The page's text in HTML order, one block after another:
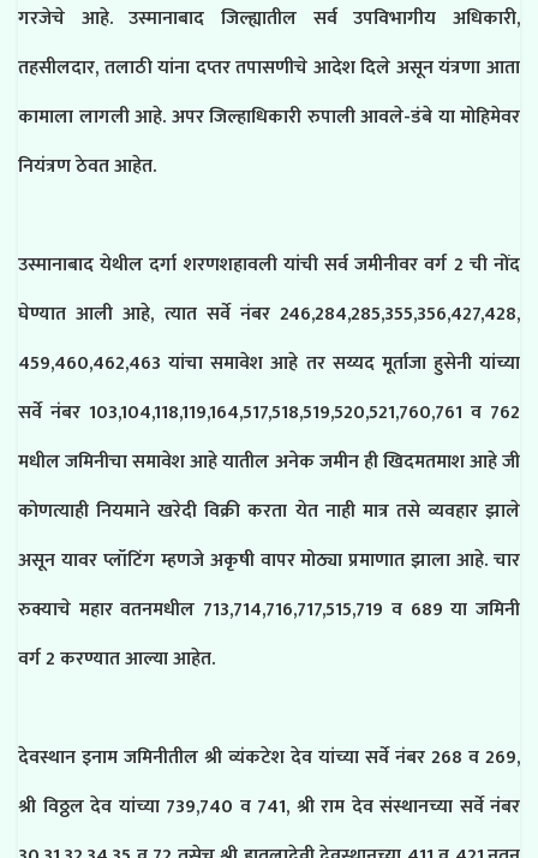
गरजेचे आहे. उस्मानाबाद जिल्ह्यातील सर्व उपविभागीय अधिकारी,
तहसीलदार, तलाठी यांना दप्तर तपासणीचे आदेश दिले असून यंत्रणा आता
कामाला लागली आहे. अपर जिल्हाधिकारी रुपालीआवले-डंबेया मोहिमेवर
नियंत्रण ठेवत आहेत.
उस्मानाबाद येथील दर्गा शरणशहावली यांची सर्व जमीनीवर वर्ग 2 ची नोंद
घेण्यात आली आहे, त्यात सर्वे नंबर 246,284,285,355,356,427,428,
459,460,462,463 यांचा समावेश आहे तर सय्यद मूर्ताजा हुसेनी यांच्या
सर्वे नंबर 103,104,118,119,164,517,518,519,520,521,760,761 व 762
मधील जमिनीचा समावेश आहे यातील अनेक जमीन ही खिदमतमाश आहे जी
कोणत्याही नियमाने खरेदी विक्री करता येत नाही मात्र तसे व्यवहार झाले
असून यावर प्लॉटिंग म्हणजे अकृषी वापर मोठ्या प्रमाणात झाला आहे. चार
रुक्याचे महार वतनमधील 713,714,716,717,515,719 व 689 या जमिनी
वर्ग 2 करण्यात आल्या आहेत.
देवस्थान इनाम जमिनीतील श्री व्यंकटेश देव यांच्या सर्वे नंबर 268 व 269,
श्री विठ्ठल देव यांच्या 739,740 व 741, श्री राम देव संस्थानच्या सर्वे नंबर